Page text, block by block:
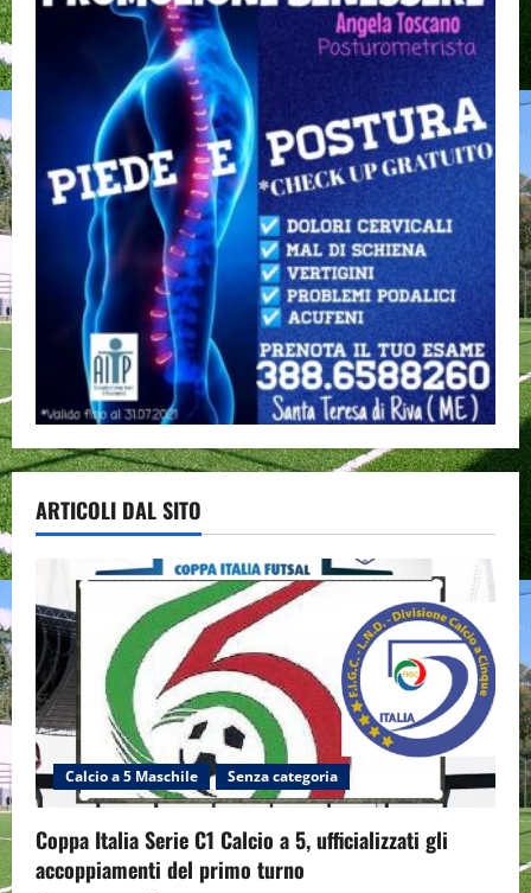
ARTICOLI DAL SITO
Calcio a 5 Maschile Senza categoria
Coppa Italia Serie C1 Calcio a 5, ufficializzati gli
accoppiamenti del primo turno